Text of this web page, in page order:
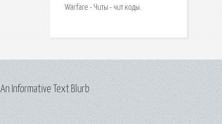
Warfare - Читы - чит коды.
An Informative Text Blurb